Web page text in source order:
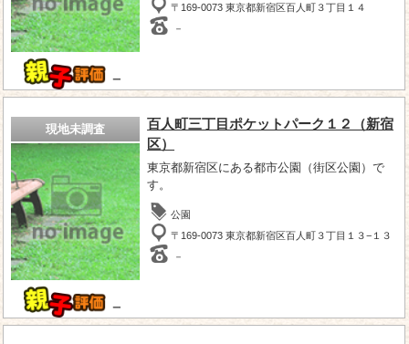
－
〒169-0073 東京都新宿区百人町３丁目１４
－
現地未調査
－
百人町三丁目ポケットパーク１２（新宿
区）
東京都新宿区にある都市公園（街区公園）で
す。
公園
〒169-0073 東京都新宿区百人町３丁目１３−１３
－